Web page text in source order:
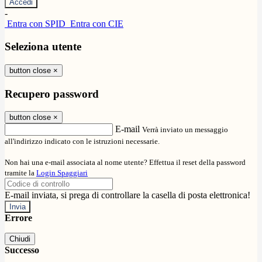
-
Entra con SPID Entra con CIE
Seleziona utente
button close ×
Recupero password
button close ×
E-mail Verrà inviato un messaggio
all'indirizzo indicato con le istruzioni necessarie.
Non hai una e-mail associata al nome utente? Effettua il reset della password
tramite la Login Spaggiari
E-mail inviata, si prega di controllare la casella di posta elettronica!
Errore
Chiudi
Successo